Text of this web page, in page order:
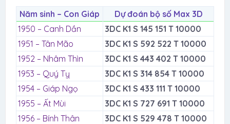
Năm sinh – Con Giáp
Dự đoán bộ số Max 3D
1950 – Canh Dần
3DC K1 S 145 151 T 10000
1951 – Tân Mão
3DC K1 S 592 522 T 10000
1952 – Nhâm Thìn
3DC K1 S 443 402 T 10000
1953 – Quý Tỵ
3DC K1 S 314 854 T 10000
1954 – Giáp Ngọ
3DC K1 S 433 111 T 10000
1955 – Ất Mùi
3DC K1 S 727 691 T 10000
1956 – Bính Thân
3DC K1 S 529 478 T 10000